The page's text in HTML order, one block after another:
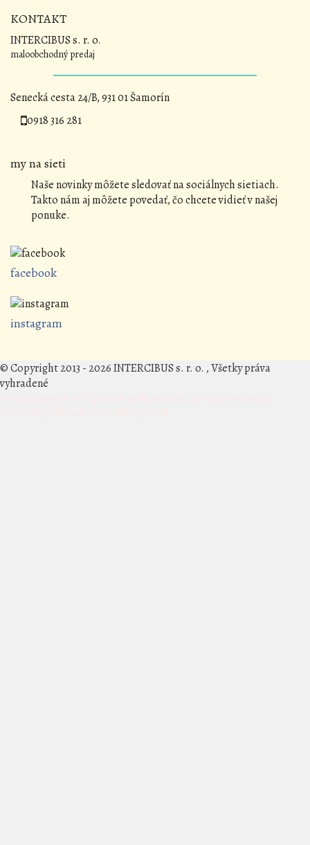
KONTAKT
INTERCIBUS s. r. o.
maloobchodný predaj
Senecká cesta 24/B, 931 01 Šamorín
0918 316 281
my na sieti
Naše novinky môžete sledovať na sociálnych sietiach.
Takto nám aj môžete povedať, čo chcete vidieť v našej
ponuke.
facebook
instagram
© Copyright 2013 - 2026 INTERCIBUS s. r. o. , Všetky práva
vyhradené